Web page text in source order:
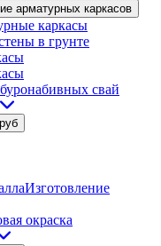
арматурных каркасов
каркасы
в грунте
свай
Изготовление
окраска